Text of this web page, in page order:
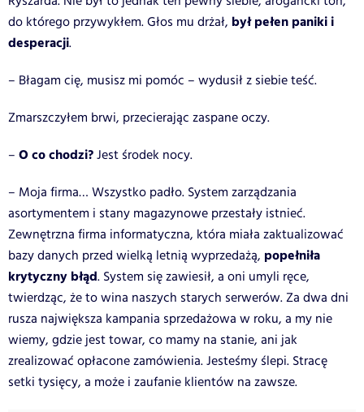
do którego przywykłem. Głos mu drżał, był pełen paniki i
desperacji.
– Błagam cię, musisz mi pomóc – wydusił z siebie teść.
Zmarszczyłem brwi, przecierając zaspane oczy.
– O co chodzi?Jest środek nocy.
– Moja firma… Wszystko padło. System zarządzania
asortymentem i stany magazynowe przestały istnieć.
Zewnętrzna firma informatyczna, która miała zaktualizować
bazy danych przed wielką letnią wyprzedażą, popełniła
krytyczny błąd. System się zawiesił, a oni umyli ręce,
twierdząc, że to wina naszych starych serwerów. Za dwa dni
rusza największa kampania sprzedażowa w roku, a my nie
wiemy, gdzie jest towar, co mamy na stanie, ani jak
zrealizować opłacone zamówienia. Jesteśmy ślepi. Stracę
setki tysięcy, a może i zaufanie klientów na zawsze.